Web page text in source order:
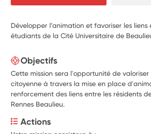
Développer l’animation et favoriser les liens
étudiants de la Cité Universitaire de
Objectifs
Cette mission sera l'opportunité de
citoyenne à travers la mise en place
renforcement des liens entre les résidents
Rennes Beaulieu.
Actions